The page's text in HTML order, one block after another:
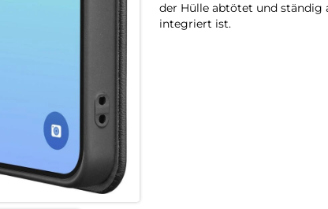
der Hülle abtötet und ständig
integriert ist.